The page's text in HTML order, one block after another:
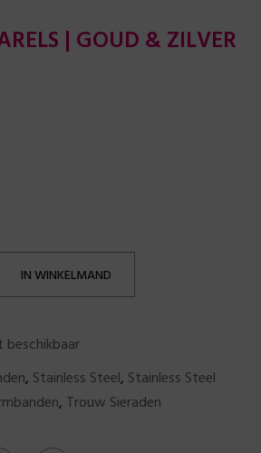
| GOUD & ZILVER
IN WINKELMAND
beschikbaar
, Stainless Steel, Stainless Steel
, Trouw Sieraden